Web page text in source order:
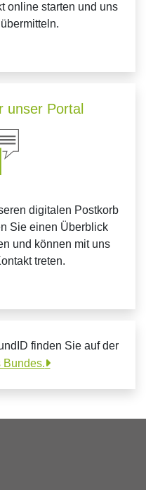
online starten und uns
unser Portal
digitalen Postkorb
Sie einen Überblick
und können mit uns
treten.
finden Sie auf der
Bundes.